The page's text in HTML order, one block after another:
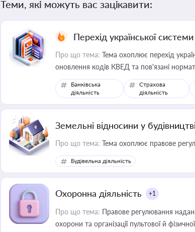
Теми, які можуть вас зацікавити:
Перехід української
Про що тема: Тема охоплює перехід
оновлення кодів КВЕД та пов'язані
Банківська
діяльність
Страхова
діяльність
Земельні відносини у
Про що тема: Тема охоплює правове
Будівельна діяльність
Охоронна діяльність +1
Про що тема: Правове регулювання
охорони та організації пультової й